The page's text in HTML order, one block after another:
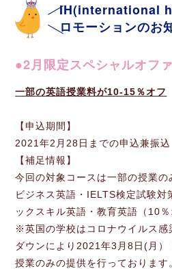
IH(international
ロモーションのお
2月限定スペシャルオフ
一部の英語授業料が10-15％オフ
【申込期間】
2021年2月28日までの申込兼振込
【補足情報】
今回の対象コースは一部の授業の
ビジネス英語・IELTS検定試験対
ックスキル英語・教育英語（10％
※英国の学校はコロナウイルス感
ダウンにより2021年3月8日(月）
授業のみの提供を行っております